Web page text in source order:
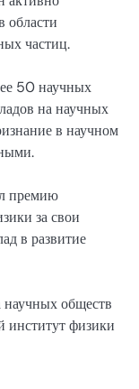
области
частиц.
50 научных
на научных
в научном
премию
за свои
в развитие
научных обществ
физики